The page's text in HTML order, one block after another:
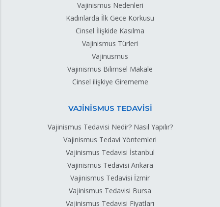
Vajinismus Nedenleri
Kadınlarda İlk Gece Korkusu
Cinsel İlişkide Kasılma
Vajinismus Türleri
Vajinusmus
Vajinismus Bilimsel Makale
Cinsel ilişkiye Girememe
VAJİNİSMUS TEDAVİSİ
Vajinismus Tedavisi Nedir? Nasıl Yapılır?
Vajinismus Tedavi Yöntemleri
Vajinismus Tedavisi İstanbul
Vajinismus Tedavisi Ankara
Vajinismus Tedavisi İzmir
Vajinismus Tedavisi Bursa
Vajinismus Tedavisi Fiyatları